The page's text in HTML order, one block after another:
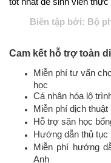
Biên tập bởi: Bộ
Cam kết hỗ trợ toàn
Miễn phí tư vấn
học
Cá nhân hóa lộ
Miễn phí dịch
Hỗ trợ săn học
Hướng dẫn thủ tục
Miễn phí hướng
Anh